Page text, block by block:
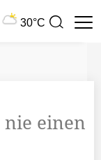
30°C
Suchbegriff
nie einen